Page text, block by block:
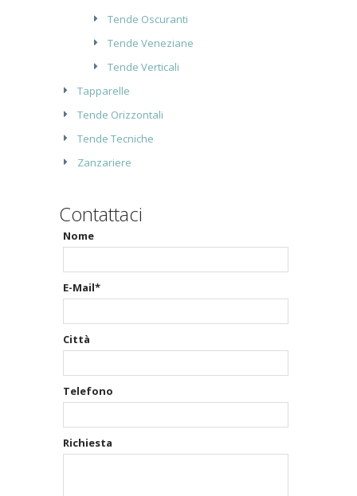
Tende Oscuranti
Tende Veneziane
Tende Verticali
Tapparelle
Tende Orizzontali
Tende Tecniche
Zanzariere
Contattaci
Nome
E-Mail*
Città
Telefono
Richiesta